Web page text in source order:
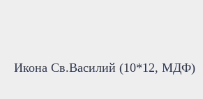
Икона Св.Василий (10*12, МДФ)